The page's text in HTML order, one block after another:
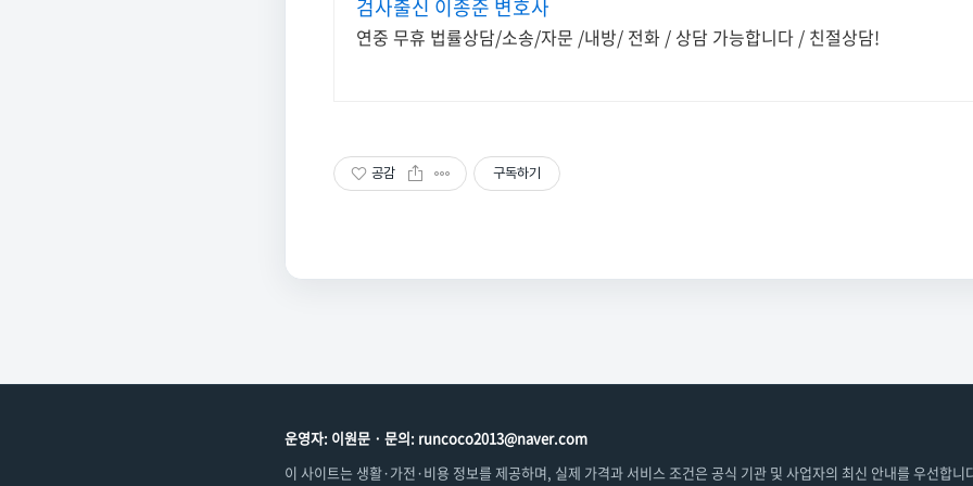
검사출신 이종준 변호사
연중 무휴 법률상담/소송/자문 /내방/ 전화 / 상담 가능합니다 / 친절상담!
공감 구독하기
운영자: 이원문 · 문의: runcoco2013@naver.com
이 사이트는 생활·가전·비용 정보를 제공하며, 실제 가격과 서비스 조건은 공식 기관 및 사업자의 최신 안내를 우선합니